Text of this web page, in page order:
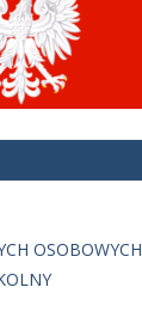
OSOBOWYCH